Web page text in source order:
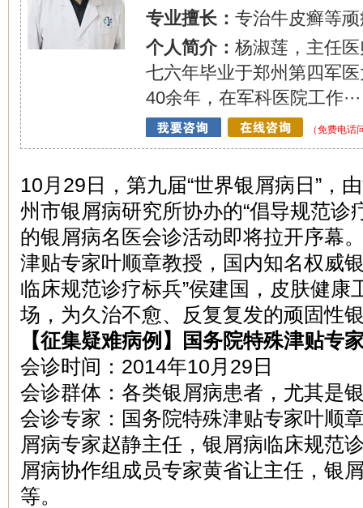
专业擅长： 专治牛皮癣等
个人简介： 杨淑莲，主任
七六年毕业于郑州第四军
40余年，在军科医院工作···
（免费电
10月29日，第九届“世界银屑病日”，
州市银屑病研究所协办的“倡导规范诊
的银屑病名医会诊活动即将拉开序幕
津贴专家叶顺章教授，国内知名权威
临床规范诊疗标兵”侯建国，皮肤健康
场，为久治不愈、反复复发的顽固性
【征集疑难病例】国务院特殊津贴专
会诊时间：2014年10月29日
会诊群体：各类银屑病患者，尤其是
会诊专家：国务院特殊津贴专家叶顺
屑病专家赵静主任，银屑病临床规范
屑病协作组成员专家黄省让主任，银
等。